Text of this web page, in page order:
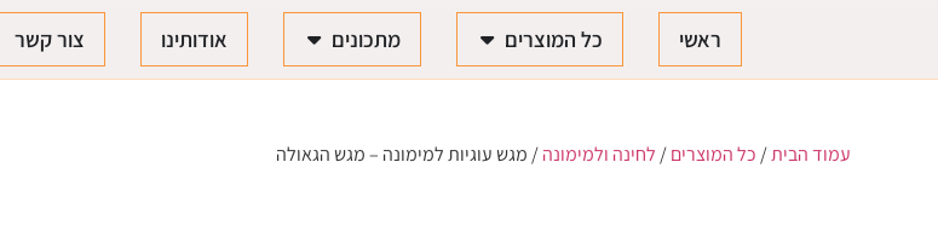
ראשי כל המוצרים מתכונים אודותינו צור קשר
עמוד הבית/כל המוצרים/לחינה ולמימונה/ מגש עוגיות למימונה – מגש הגאולה